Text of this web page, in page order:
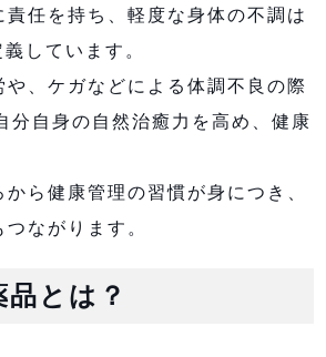
任を持ち、軽度な身体の不調は
しています。
、ケガなどによる体調不良の際
分自身の自然治癒力を高め、健康
ら健康管理の習慣が身につき、
ながります。
とは？